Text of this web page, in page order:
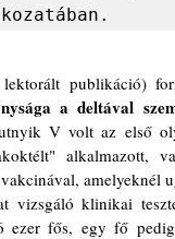
a deltával
V volt az első
alkalmazott,
amelyeknél
ezer fős, egy fő